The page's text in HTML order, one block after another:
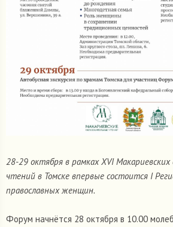
28-29 октября в рамках XVI
чтений в Томске впервые состоится I
православных женщин.
Форум начнётся 28 октября в 10.00